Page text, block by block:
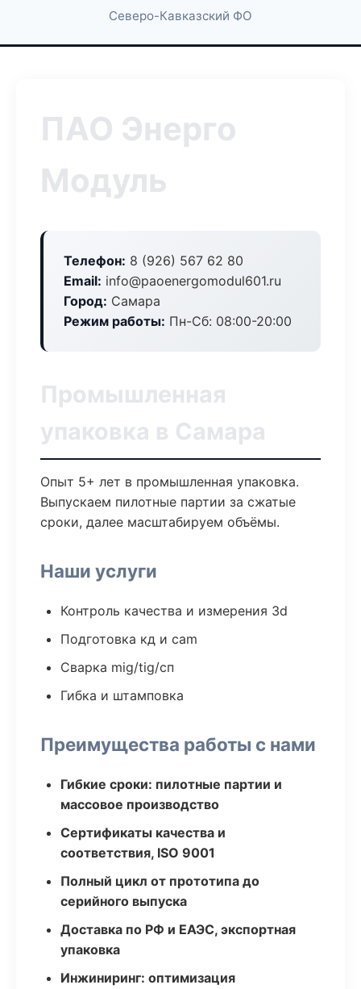
Северо-Кавказский ФО
ПАО Энерго
Модуль
Телефон: 8 (926) 567 62 80
Email: info@paoenergomodul601.ru
Город: Самара
Режим работы: Пн-Сб: 08:00-20:00
Промышленная
упаковка в Самара
Опыт 5+ лет в промышленная упаковка.
Выпускаем пилотные партии за сжатые
сроки, далее масштабируем объёмы.
Наши услуги
Контроль качества и измерения 3d
Подготовка кд и cam
Сварка mig/tig/сп
Гибка и штамповка
Преимущества работы с нами
Гибкие сроки: пилотные партии и
массовое производство
Сертификаты качества и
соответствия, ISO 9001
Полный цикл от прототипа до
серийного выпуска
Доставка по РФ и ЕАЭС, экспортная
упаковка
Инжиниринг: оптимизация